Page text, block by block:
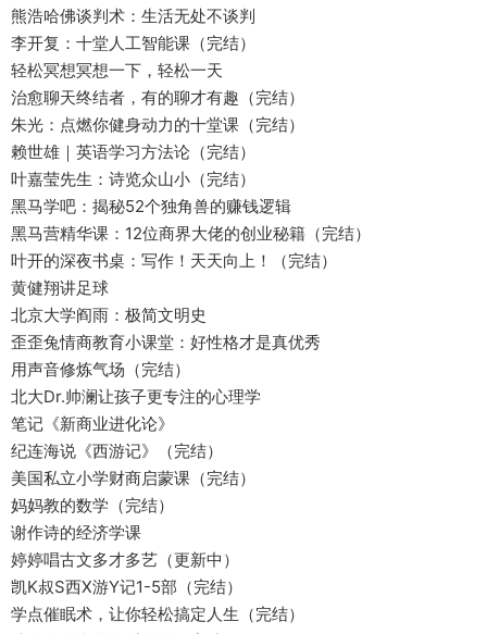
熊浩哈佛谈判术：生活无处不谈判
李开复：十堂人工智能课（完结）
轻松冥想冥想一下，轻松一天
治愈聊天终结者，有的聊才有趣（完结）
朱光：点燃你健身动力的十堂课（完结）
赖世雄｜英语学习方法论（完结）
叶嘉莹先生：诗览众山小（完结）
黑马学吧：揭秘52个独角兽的赚钱逻辑
黑马营精华课：12位商界大佬的创业秘籍（完结）
叶开的深夜书桌：写作！天天向上！（完结）
黄健翔讲足球
北京大学阎雨：极简文明史
歪歪兔情商教育小课堂：好性格才是真优秀
用声音修炼气场（完结）
北大Dr.帅澜让孩子更专注的心理学
笔记《新商业进化论》
纪连海说《西游记》（完结）
美国私立小学财商启蒙课（完结）
妈妈教的数学（完结）
谢作诗的经济学课
婷婷唱古文多才多艺（更新中）
凯K叔S西X游Y记1-5部（完结）
学点催眠术，让你轻松搞定人生（完结）